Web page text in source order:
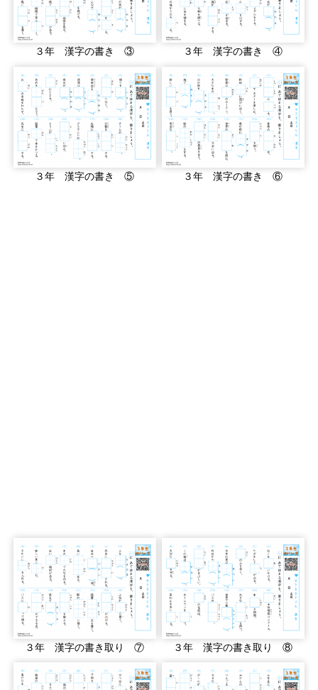
３年 漢字の書き ③ ３年 漢字の書き ④
３年 漢字の書き ⑤ ３年 漢字の書き ⑥
３年 漢字の書き取り ⑦ ３年 漢字の書き取り ⑧